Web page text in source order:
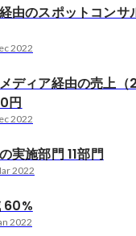
由のスポットコン
2022
ディア経由の売上（
円
2022
実施部門 11部門
2022
60%
2022